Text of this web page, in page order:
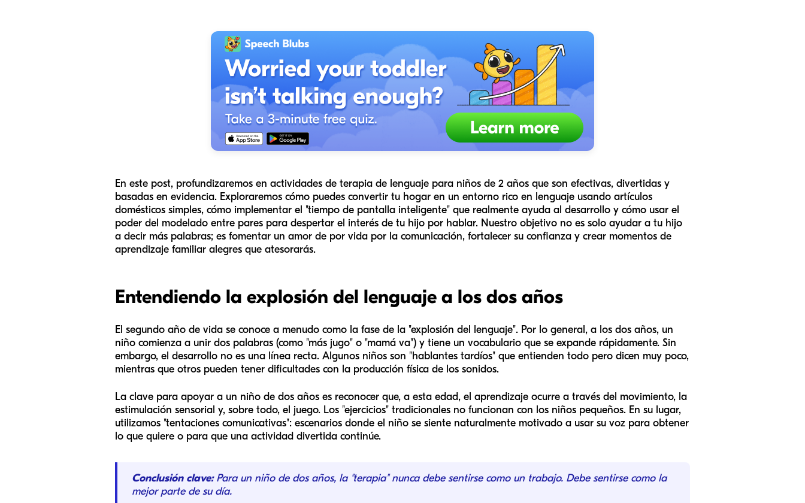
En este post, profundizaremos en actividades de terapia de lenguaje para niños de 2 años que son efectivas, divertidas y
basadas en evidencia. Exploraremos cómo puedes convertir tu hogar en un entorno rico en lenguaje usando artículos
domésticos simples, cómo implementar el "tiempo de pantalla inteligente" que realmente ayuda al desarrollo y cómo usar el
poder del modelado entre pares para despertar el interés de tu hijo por hablar. Nuestro objetivo no es solo ayudar a tu hijo
a decir más palabras; es fomentar un amor de por vida por la comunicación, fortalecer su confianza y crear momentos de
aprendizaje familiar alegres que atesorarás.
Entendiendo la explosión del lenguaje a los dos años
El segundo año de vida se conoce a menudo como la fase de la "explosión del lenguaje". Por lo general, a los dos años, un
niño comienza a unir dos palabras (como "más jugo" o "mamá va") y tiene un vocabulario que se expande rápidamente. Sin
embargo, el desarrollo no es una línea recta. Algunos niños son "hablantes tardíos" que entienden todo pero dicen muy poco,
mientras que otros pueden tener dificultades con la producción física de los sonidos.
La clave para apoyar a un niño de dos años es reconocer que, a esta edad, el aprendizaje ocurre a través del movimiento, la
estimulación sensorial y, sobre todo, el juego. Los "ejercicios" tradicionales no funcionan con los niños pequeños. En su lugar,
utilizamos "tentaciones comunicativas": escenarios donde el niño se siente naturalmente motivado a usar su voz para obtener
lo que quiere o para que una actividad divertida continúe.
Conclusión clave:Para un niño de dos años, la "terapia" nunca debe sentirse como un trabajo. Debe sentirse como la
mejor parte de su día.